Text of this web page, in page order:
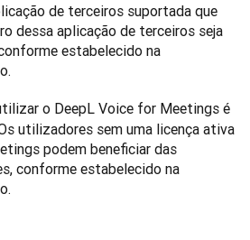
de terceiros suportada que
dessa aplicação de terceiros seja
estabelecido na
o DeepL Voice for Meetings é
utilizadores sem uma licença ativa
podem beneficiar das
conforme estabelecido na